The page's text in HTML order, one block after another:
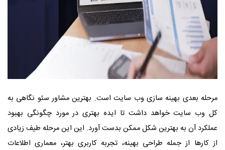
مرحله بعدی بهینه سازی وب سایت است. بهترین مشاور سئو نگاهی به
کل وب سایت خواهد داشت تا ایده بهتری در مورد چگونگی بهبود
عملکرد آن به بهترین شکل ممکن بدست آورد. این این مرحله طیف زیادی
از کارها از جمله طراحی بهینه، تجربه کاربری بهتر، معماری اطلاعات